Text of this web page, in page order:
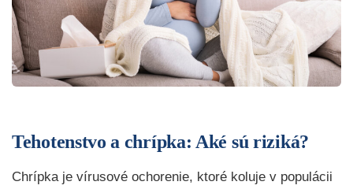
Tehotenstvo a chrípka: Aké sú riziká?
Chrípka je vírusové ochorenie, ktoré koluje v populácii